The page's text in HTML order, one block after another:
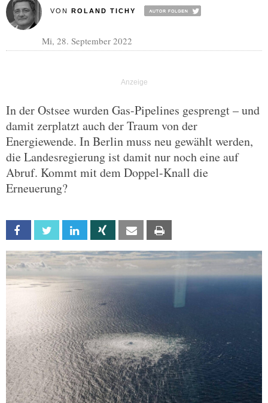
VON ROLAND TICHY
Mi, 28. September 2022
In der Ostsee wurden Gas-Pipelines gesprengt – und
damit zerplatzt auch der Traum von der
Energiewende. In Berlin muss neu gewählt werden,
die Landesregierung ist damit nur noch eine auf
Abruf. Kommt mit dem Doppel-Knall die
Erneuerung?
Facebook Twitter Linkedin Xing Email